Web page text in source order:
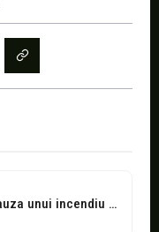
Astăzi: Case în pericol din cauza unui incendiu de vegetație uscată!